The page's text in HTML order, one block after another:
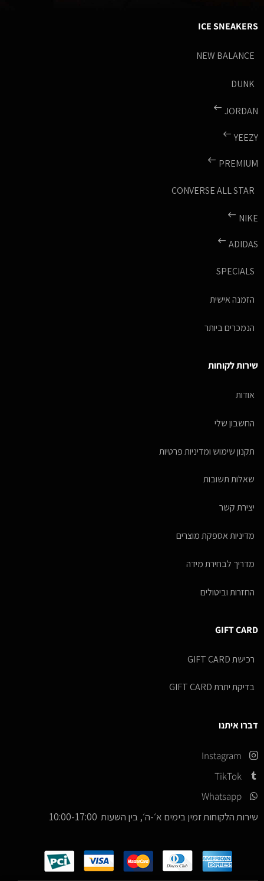
ICE SNEAKERS
NEW BALANCE
DUNK
JORDAN
YEEZY
PREMIUM
CONVERSE ALL STAR
NIKE
ADIDAS
SPECIALS
הזמנה אישית
הנמכרים ביותר
שירות לקוחות
אודות
החשבון שלי
תקנון שימוש ומדיניות פרטיות
שאלות תשובות
יצירת קשר
מדיניות אספקת מוצרים
מדריך לבחירת מידה
החזרות וביטולים
GIFT CARD
רכישת GIFT CARD
בדיקת יתרת GIFT CARD
דברו איתנו
Instagram
TikTok
Whatsapp
שירות הלקוחות זמין בימים א׳-ה׳, בין השעות 10:00-17:00